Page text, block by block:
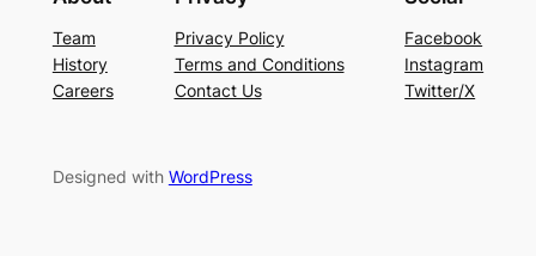
Team
History
Careers
Privacy Policy
Terms and Conditions
Contact Us
Facebook
Instagram
Twitter/X
Designed with WordPress